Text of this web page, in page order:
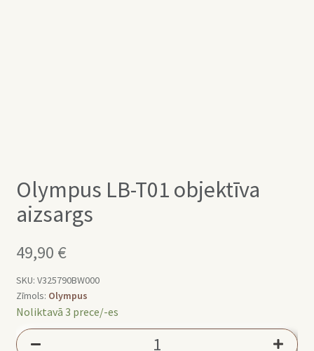
Olympus LB-T01 objektīva
aizsargs
49,90 €
SKU: V325790BW000
Zīmols: Olympus
Noliktavā 3 prece/-es